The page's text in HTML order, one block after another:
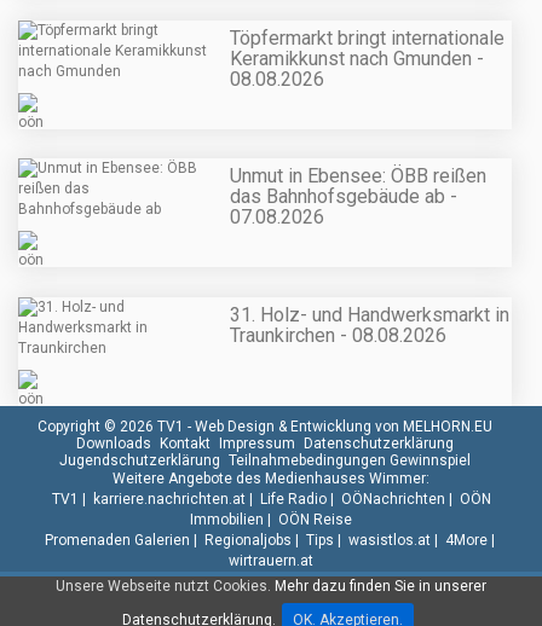
Töpfermarkt bringt internationale
Keramikkunst nach Gmunden -
08.08.2026
Unmut in Ebensee: ÖBB reißen
das Bahnhofsgebäude ab -
07.08.2026
31. Holz- und Handwerksmarkt in
Traunkirchen - 08.08.2026
Unsere Webseite nutzt Cookies. Mehr dazu finden Sie in unserer
Datenschutzerklärung.
OK. Akzeptieren.
Copyright © 2026 TV1 - Web Design & Entwicklung von MELHORN.EU
Downloads Kontakt Impressum Datenschutzerklärung
Jugendschutzerklärung Teilnahmebedingungen Gewinnspiel
Weitere Angebote des Medienhauses Wimmer:
TV1 | karriere.nachrichten.at| Life Radio| OÖNachrichten | OÖN
Immobilien | OÖN Reise
Promenaden Galerien | Regionaljobs | Tips | wasistlos.at| 4More|
wirtrauern.at